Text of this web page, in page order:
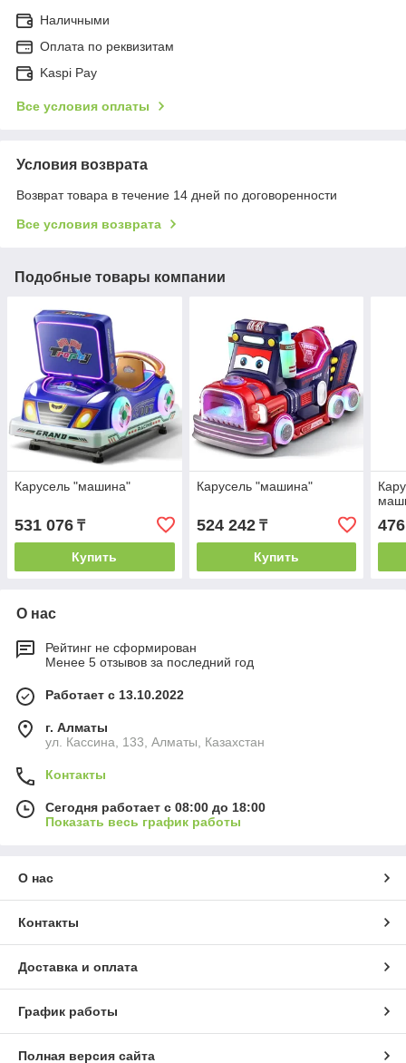
Наличными
Оплата по реквизитам
Kaspi Pay
Все условия оплаты
Условия возврата
Возврат товара в течение 14 дней по договоренности
Все условия возврата
Подобные товары компании
Карусель "машина"
531 076 ₸
Купить
Карусель "машина"
524 242₸
Купить
О нас
Рейтинг не сформирован
Менее 5 отзывов за последний год
Работает с 13.10.2022
г. Алматы
ул. Кассина, 133, Алматы, Казахстан
Контакты
Сегодня работает с 08:00 до 18:00
Показать весь график работы
О нас
Контакты
Доставка и оплата
График работы
Полная версия сайта